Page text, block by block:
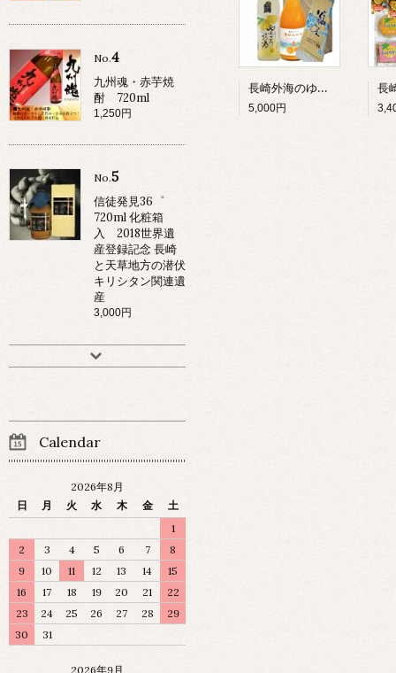
長崎外海のゆうこう詰合 プレミアムセットゆうこうのお酒500ML・原口みかん100%ジュース720ML/各1本・ドロさまそうめん6束入1個
5,000円
No.4
九州魂・赤芋焼
酎 720ml
1,250円
No.5
信徒発見36゜
720ml 化粧箱
入 2018世界遺
産登録記念 長崎
と天草地方の潜伏
キリシタン関連遺
産
3,000円
Calendar
2026年8月
日
月 火 水 木 金
土
1
2
3 4 5 6 7
8
9
10 11 12 13 14
15
16
17 18 19 20 21
22
23
24 25 26 27 28
29
30
31
2026年9月